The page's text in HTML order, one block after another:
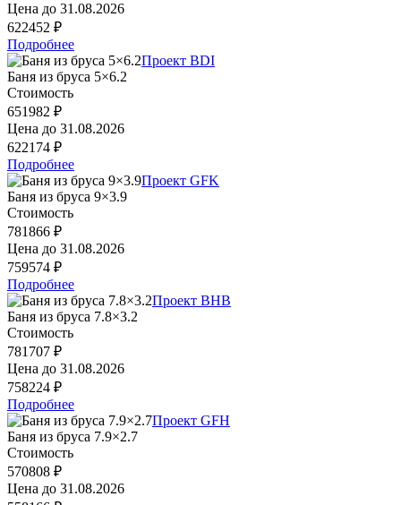
Цена до 31.08.2026
622452 ₽
Подробнее
Проект BDI
Баня из бруса 5×6.2
Стоимость
651982 ₽
Цена до 31.08.2026
622174 ₽
Подробнее
Проект GFK
Баня из бруса 9×3.9
Стоимость
781866 ₽
Цена до 31.08.2026
759574 ₽
Подробнее
Проект BHB
Баня из бруса 7.8×3.2
Стоимость
781707 ₽
Цена до 31.08.2026
758224 ₽
Подробнее
Проект GFH
Баня из бруса 7.9×2.7
Стоимость
570808 ₽
Цена до 31.08.2026